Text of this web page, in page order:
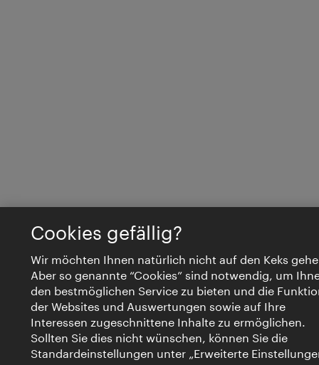
Cookies gefällig?
Wir möchten Ihnen natürlich nicht auf den Keks
Aber so genannte “Cookies” sind notwendig, um
den bestmöglichen Service zu bieten und die
der Websites und Auswertungen sowie auf Ihre
Interessen zugeschnittene Inhalte zu ermöglichen.
Sollten Sie dies nicht wünschen, können Sie die
Standardeinstellungen unter „Erweiterte